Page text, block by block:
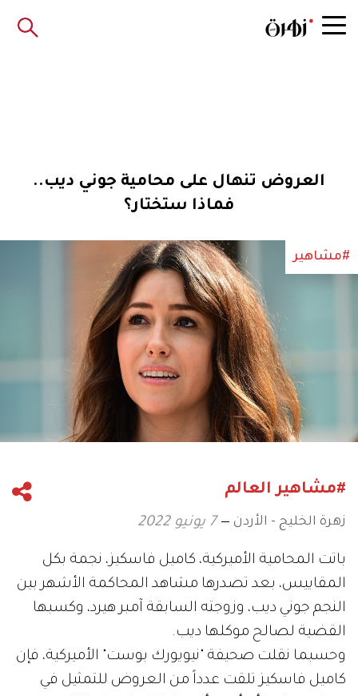
العروض تنهال على محامية جوني ديب..
فماذا ستختار؟
#مشاهير
#مشاهير العالم
زهرة الخليج - الأردن 7 يونيو 2022
باتت المحامية الأميركية، كاميل فاسكيز، نجمة بكل
المقاييس، بعد تصدرها مشاهد المحاكمة الأشهر بين
النجم جوني ديب، وزوجته السابقة آمبر هيرد، وكسبها
القضية لصالح موكلها ديب.
وحسبما نقلت صحيفة "نيويورك بوست" الأميركية، فإن
كاميل فاسكيز تلقت عدداً من العروض للتمثيل في